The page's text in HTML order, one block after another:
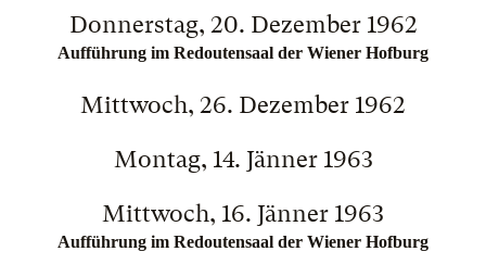
Donnerstag, 20. Dezember 1962
Aufführung im Redoutensaal der Wiener Hofburg
Mittwoch, 26. Dezember 1962
Montag, 14. Jänner 1963
Mittwoch, 16. Jänner 1963
Aufführung im Redoutensaal der Wiener Hofburg